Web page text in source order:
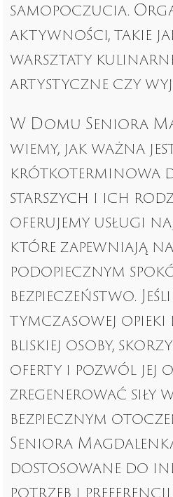
samopoczucia.
aktywności, takie
warsztaty
artystyczne czy
W Domu Seniora
wiemy, jak ważna
krótkoterminowa
starszych i ich
oferujemy usługi
które zapewniają
podopiecznym
bezpieczeństwo.
tymczasowej opieki
bliskiej osoby,
oferty i pozwól jej
zregenerować siły
bezpiecznym
Seniora
dostosowane do
potrzeb i